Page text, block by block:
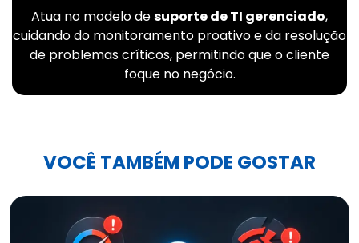
Atua no modelo desuporte de TI gerenciado,
cuidando do monitoramento proativo e da resolução
de problemas críticos, permitindo que o cliente
foque no negócio.
VOCÊ TAMBÉM PODE GOSTAR